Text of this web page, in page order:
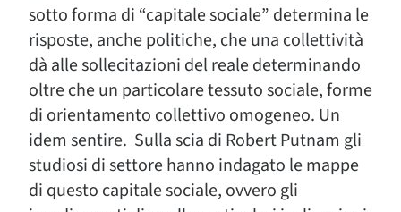
sotto forma di “capitale sociale” determina le
risposte, anche politiche, che una collettività
dà alle sollecitazioni del reale determinando
oltre che un particolare tessuto sociale, forme
di orientamento collettivo omogeneo. Un
idem sentire. Sulla scia di Robert Putnam gli
studiosi di settore hanno indagato le mappe
di questo capitale sociale, ovvero gli